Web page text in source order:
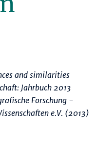
and similarities
Jahrbuch 2013
Forschung -
e.V. (2013)